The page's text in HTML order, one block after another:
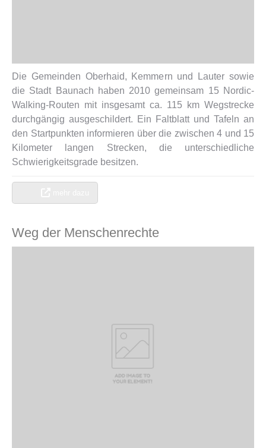
Die Gemeinden Oberhaid, Kemmern und Lauter sowie
die Stadt Baunach haben 2010 gemeinsam 15 Nordic-
Walking-Routen mit insgesamt ca. 115 km Wegstrecke
durchgängig ausgeschildert. Ein Faltblatt und Tafeln an
den Startpunkten informieren über die zwischen 4 und 15
Kilometer langen Strecken, die unterschiedliche
Schwierigkeitsgrade besitzen.
Weg der Menschenrechte